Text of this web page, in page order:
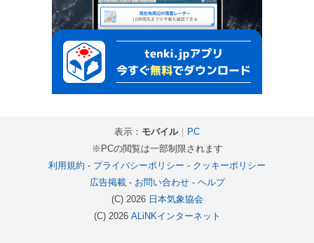
表示： モバイル｜
PC
※PCの閲覧は一部制限されます
利用規約 - プライバシーポリシー - クッキーポリシー
広告掲載- お問い合わせ- ヘルプ
(C) 2026 日本気象協会
(C) 2026 ALiNKインターネット